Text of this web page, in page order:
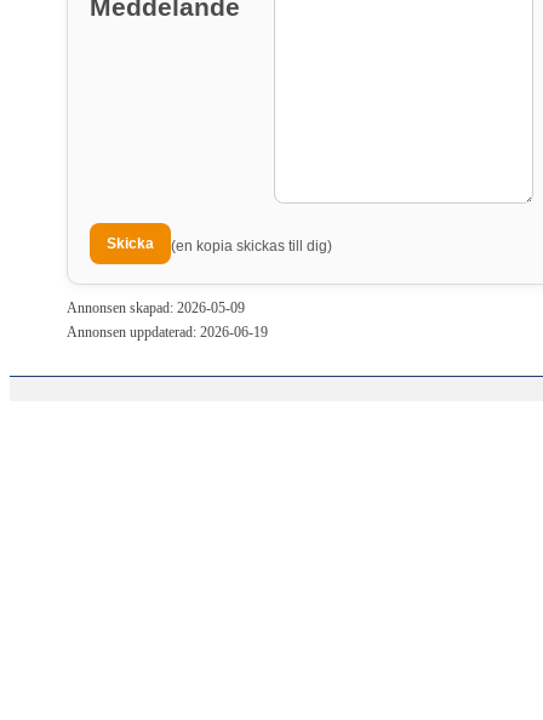
Meddelande
(en kopia skickas till dig)
Annonsen skapad: 2026-05-09
Annonsen uppdaterad: 2026-06-19